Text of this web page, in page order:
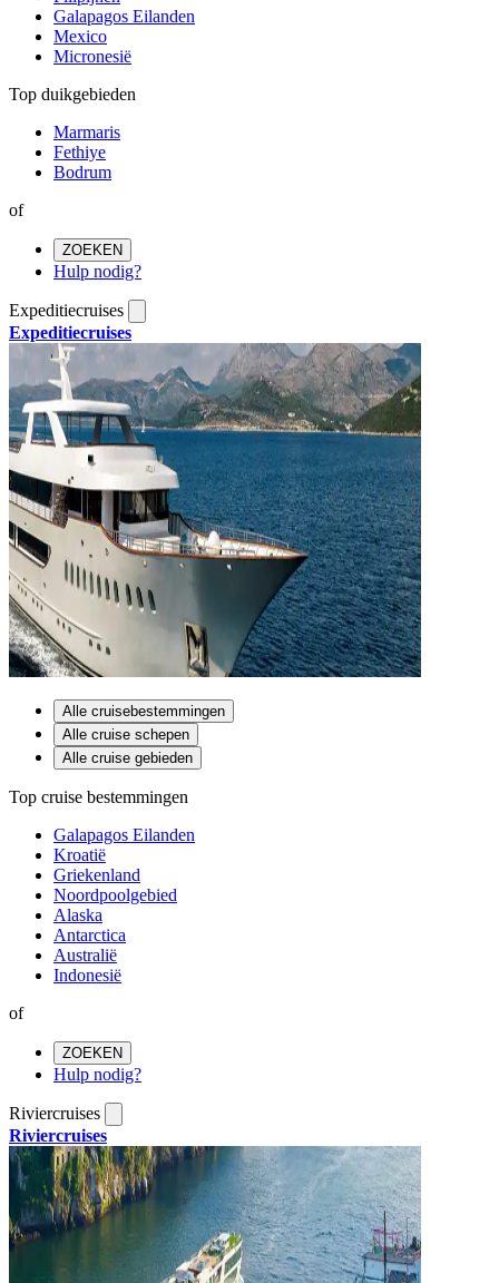
Galapagos Eilanden
Mexico
Micronesië
Top duikgebieden
Marmaris
Fethiye
Bodrum
of
ZOEKEN
Hulp nodig?
Expeditiecruises
Expeditiecruises
Alle cruisebestemmingen
Alle cruise schepen
Alle cruise gebieden
Top cruise bestemmingen
Galapagos Eilanden
Kroatië
Griekenland
Noordpoolgebied
Alaska
Antarctica
Australië
Indonesië
of
ZOEKEN
Hulp nodig?
Riviercruises
Riviercruises